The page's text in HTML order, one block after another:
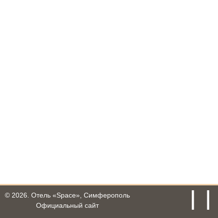
© 2026. Отель «Space», Симферополь
Официальный сайт